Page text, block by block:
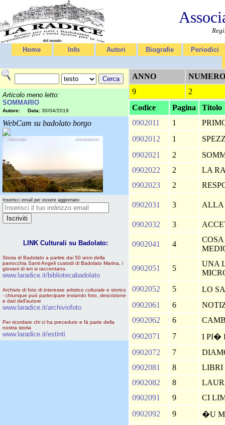
Home Info Autori Biografie Periodici
Articolo meno letto:
SOMMARIO
Autore: Data: 30/04/2019
WebCam su badolato borgo
Inserisci email per essere aggiornato
LINK Culturali su Badolato:
Storia di Badolato a partire dai 50 anni della
parrocchia Santi Angeli custodi di Badolato Marina, i
giovani di ieri si raccontano.
www.laradice.it/bibliotecabadolato
Archivio di foto di interesse artistico culturale e storico
- chiunque può partecipare inviando foto, descrizione
e dati dell'autore
www.laradice.it/archiviofoto
Per ricordare chi ci ha preceduto e fà parte della
nostra storia
www.laradice.it/estinti
ANNO
NUMERO
9
2
Codice
Pagina
Titolo
0902011
1
0902012
1
0902021
2
0902022
2
LA
0902023
2
0902031 3 ALLA
0902032 3
0902041 4
0902051 5
UNA
0902052
5
LO
0902061
6
0902062
6
0902071
7
I PI�
0902072
7
0902081
8
LIBRI
0902082
8
0902091
9
CI
0902092
9 �U